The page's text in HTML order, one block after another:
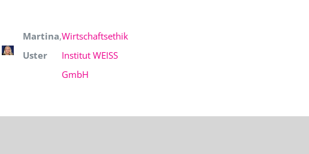
Martina
Uster
,Wirtschaftsethik
Institut WEISS
GmbH